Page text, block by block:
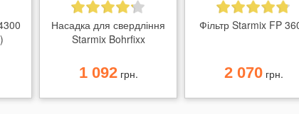
Насадка для свердління
Starmix Bohrfixx
1 092грн.
Фільтр Starmix FP
2 070грн.